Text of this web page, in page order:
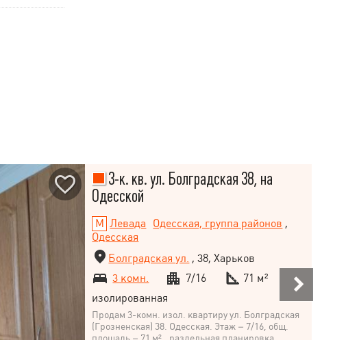
3-к. кв. ул. Болградская 38, на
Одесской
Левада Одесская, группа районов ,
Одесская
Болградская ул. , 38, Харьков
3 комн.
7/16
71 м²
изолированная
Продам 3-комн. изол. квартиру ул. Болградская
(Грозненская) 38. Одесская. Этаж – 7/16, общ.
площадь – 71 м²., раздельная планировка,